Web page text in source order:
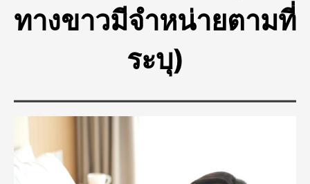
ทางขาวมีจำหน่ายตามที่
ระบุ)